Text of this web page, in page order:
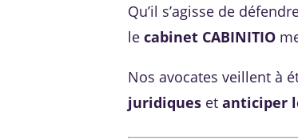
Qu’il s’agisse de
le cabinet CABINITIO
Nos avocates veillent à
juridiques et anticiper